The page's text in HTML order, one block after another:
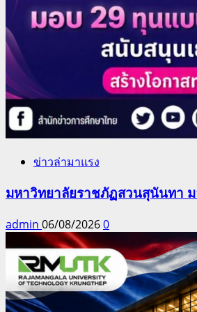
ข่าวล่ามาแรง
มหาวิทยาลัยราชภัฏสวนสุนันทา ม
admin 06/08/20260